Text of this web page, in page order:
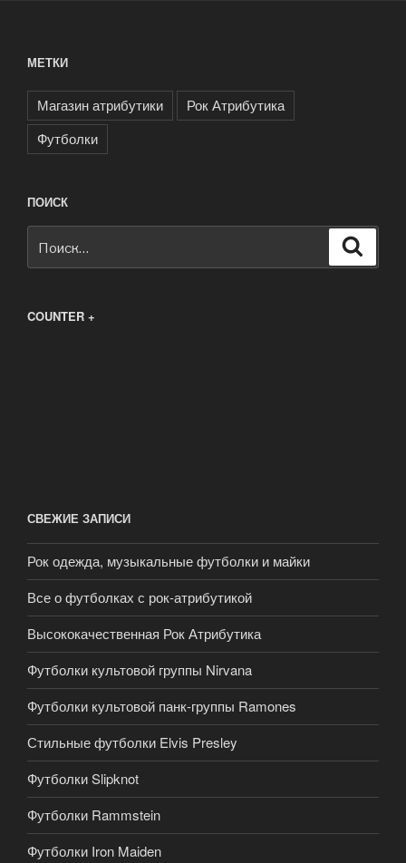
МЕТКИ
Магазин атрибутики
Рок Атрибутика
Футболки
ПОИСК
COUNTER +
СВЕЖИЕ ЗАПИСИ
Рок одежда, музыкальные футболки и майки
Все о футболках с рок-атрибутикой
Высококачественная Рок Атрибутика
Футболки культовой группы Nirvana
Футболки культовой панк-группы Ramones
Стильные футболки Elvis Presley
Футболки Slipknot
Футболки Rammstein
Футболки Iron Maiden